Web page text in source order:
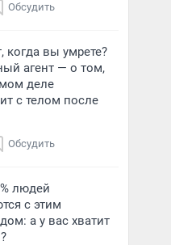
Обсудить
когда вы умрете?
агент — о том,
деле
с телом после
Обсудить
людей
с этим
а у вас хватит